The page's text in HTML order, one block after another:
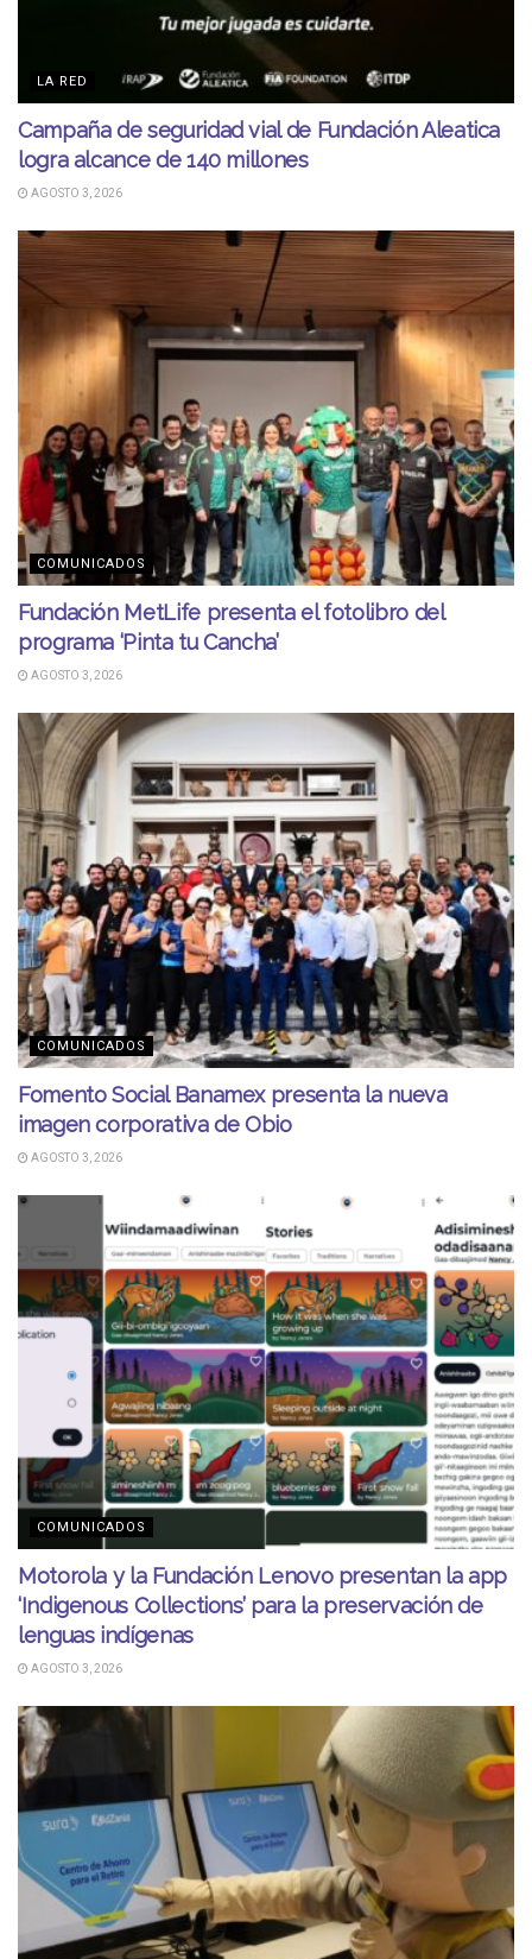
LA RED
Campaña de seguridad vial de Fundación Aleatica
logra alcance de 140 millones
AGOSTO 3, 2026
COMUNICADOS
Fundación MetLife presenta el fotolibro del
programa ‘Pinta tu Cancha’
AGOSTO 3, 2026
COMUNICADOS
Fomento Social Banamex presenta la nueva
imagen corporativa de Obio
AGOSTO 3, 2026
COMUNICADOS
Motorola y la Fundación Lenovo presentan la app
‘Indigenous Collections’ para la preservación de
lenguas indígenas
AGOSTO 3, 2026